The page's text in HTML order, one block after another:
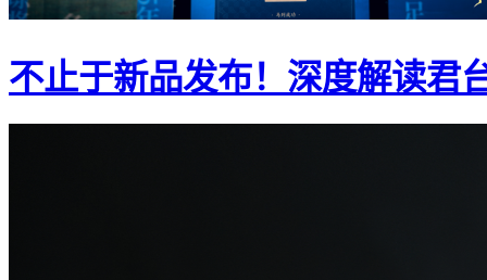
不止于新品发布！深度解读君